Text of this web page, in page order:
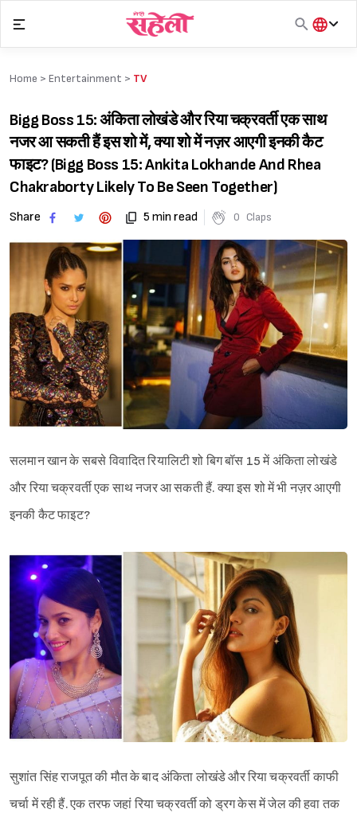
content
हिंदी
Home > Entertainment > TV
Bigg Boss 15: अंकिता लोखंडे और रिया चक्रवर्ती एक साथ
नजर आ सकती हैं इस शो में, क्या शो में नज़र आएगी इनकी कैट
फाइट? (Bigg Boss 15: Ankita Lokhande And Rhea
Chakraborty Likely To Be Seen Together)
Share 5 min read 0 Claps
सलमान खान के सबसे विवादित रियालिटी शो बिग बॉस 15 में अंकिता लोखंडे
और रिया चक्रवर्ती एक साथ नजर आ सकती हैं. क्या इस शो में भी नज़र आएगी
इनकी कैट फाइट?
सुशांत सिंह राजपूत की मौत के बाद अंकिता लोखंडे और रिया चक्रवर्ती काफी
चर्चा में रही हैं. एक तरफ जहां रिया चक्रवर्ती को ड्रग केस में जेल की हवा तक